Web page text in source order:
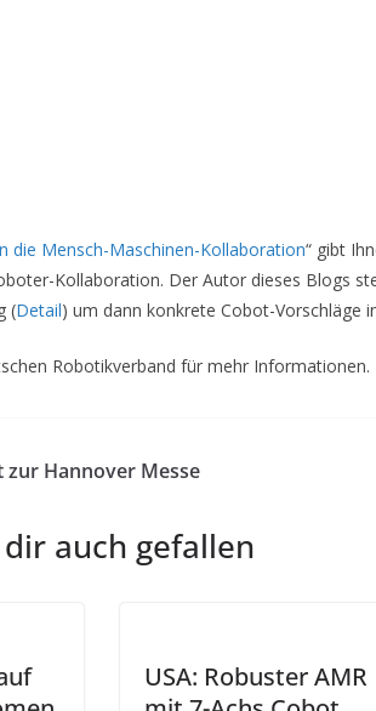
die Mensch-Maschinen-Kollaboration“ gibt
Kollaboration. Der Autor dieses Blogs
(Detail) um dann konkrete Cobot-Vorschläge
Robotikverband für mehr Informationen.
Hannover Messe
auch gefallen
USA: Robuster AMR